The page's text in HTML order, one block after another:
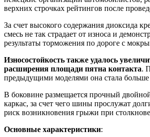
верхних строчках рейтингов после
За счет высокого содержания диоксида
смесь не так страдает от износа и
результаты торможения по дороге с
Износостойкость также удалось
расширения площади пятна контакта.
предыдущими моделями она стала больше
В боковине размещается прочный
каркас, за счет чего шины прослужат
риск возникновения грыжи при
Основные характеристики: